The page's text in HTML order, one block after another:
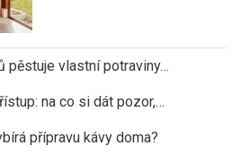
pěstuje vlastní potraviny…
na co si dát pozor,…
přípravu kávy doma?